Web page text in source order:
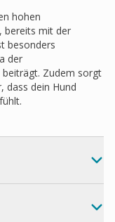
hohen
bereits mit der
besonders
der
Zudem sorgt
dass dein Hund